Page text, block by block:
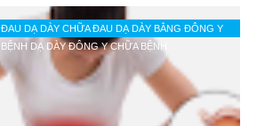
ĐAU DẠ DÀY CHỮA ĐAU DẠ DÀY BẰNG ĐÔNG Y
BỆNH DẠ DÀY ĐÔNG Y CHỮA BỆNH